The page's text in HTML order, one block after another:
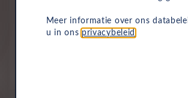
Business Edition BEV
Meer informatie over ons
u in ons privacybeleid